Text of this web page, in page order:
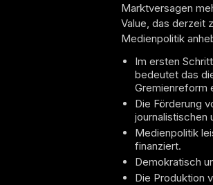
Marktversagen
Value, das derzeit
Medienpolitik
Im ersten
bedeutet das
Gremienreform
Die Förderung
journalistischen
Medienpolitik
finanziert.
Demokratisch
Die Produktion